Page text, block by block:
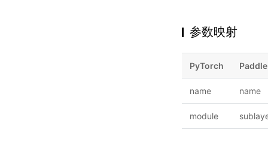
参数映射
PyTorch
name name
module